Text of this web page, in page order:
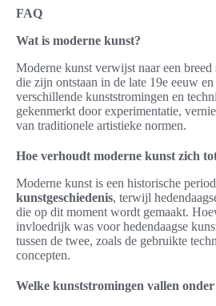
FAQ
Wat is moderne kunst?
Moderne kunst verwijst naar een breed
die zijn ontstaan in de late 19e eeuw
verschillende kunststromingen en
gekenmerkt door experimentatie,
van traditionele artistieke normen.
Hoe verhoudt moderne kunst zich
Moderne kunst is een historische
kunstgeschiedenis, terwijl
die op dit moment wordt gemaakt.
invloedrijk was voor hedendaagse
tussen de twee, zoals de gebruikte
concepten.
Welke kunststromingen vallen